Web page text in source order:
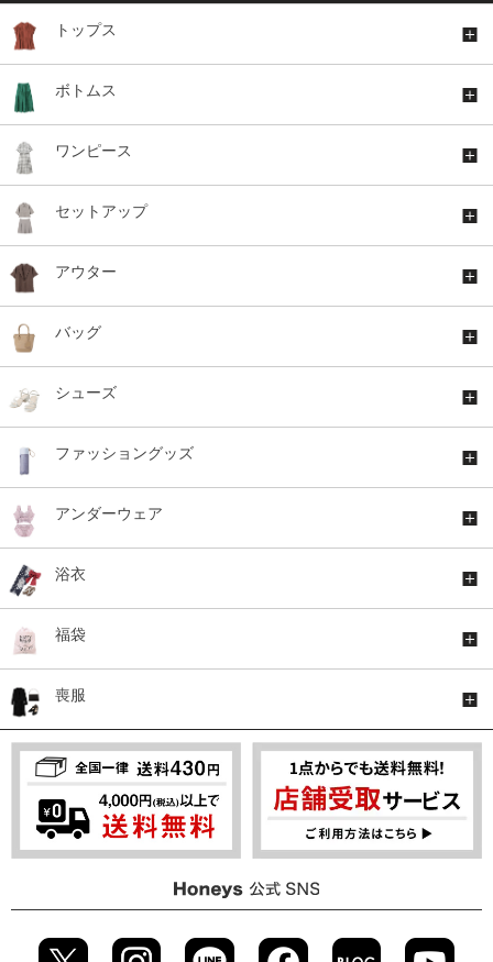
トップス
ボトムス
ワンピース
セットアップ
アウター
バッグ
シューズ
ファッショングッズ
アンダーウェア
浴衣
福袋
喪服